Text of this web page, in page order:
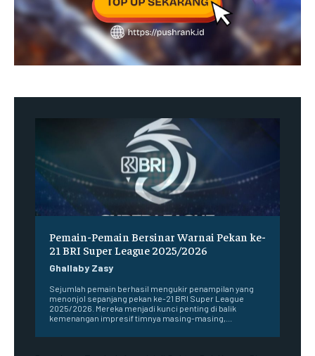
Pemain-Pemain Bersinar Warnai Pekan ke-
21 BRI Super League 2025/2026
Ghallaby Zasy
Sejumlah pemain berhasil mengukir penampilan yang
menonjol sepanjang pekan ke-21 BRI Super League
2025/2026. Mereka menjadi kunci penting di balik
kemenangan impresif timnya masing-masing,...